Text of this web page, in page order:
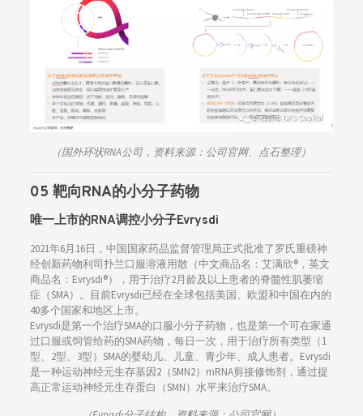
（国外环状RNA公司，资料来源：公司官网、点石整理）
05 靶向RNA的小分子药物
唯一上市的RNA调控小分子Evrysdi
2021年6月16日，中国国家药品监督管理局正式批准了罗氏重磅神
经创新药物利司扑兰口服溶液用散（中文商品名：艾满欣®，英文
商品名：Evrysdi®），用于治疗2月龄及以上患者的脊髓性肌萎缩
症（SMA）。目前Evrysdi已经在全球包括美国、欧盟和中国在内的
40多个国家和地区上市。
Evrysdi是第一个治疗SMA的口服小分子药物，也是第一个可在家通
过口服或饲管给药的SMA药物，每日一次，用于治疗所有类型（1
型、2型、3型）SMA的婴幼儿、儿童、青少年、成人患者。Evrysdi
是一种运动神经元生存基因2（SMN2）mRNA剪接修饰剂，通过提
高正常运动神经元生存蛋白（SMN）水平来治疗SMA。